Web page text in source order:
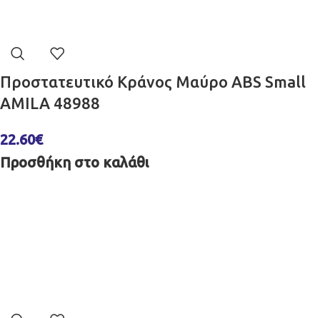
Προστατευτικό Κράνος Μαύρο ABS Small
AMILA 48988
22.60€
Προσθήκη στο καλάθι